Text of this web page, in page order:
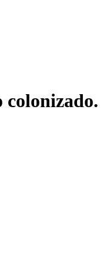
colonizado.